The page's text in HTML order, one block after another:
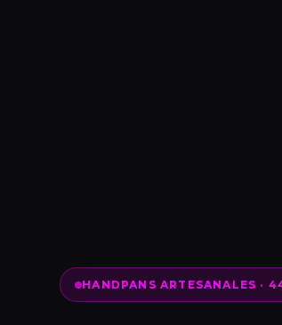
HANDPANS ARTESANALES ·